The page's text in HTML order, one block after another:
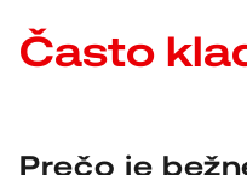
Často
Prečo je